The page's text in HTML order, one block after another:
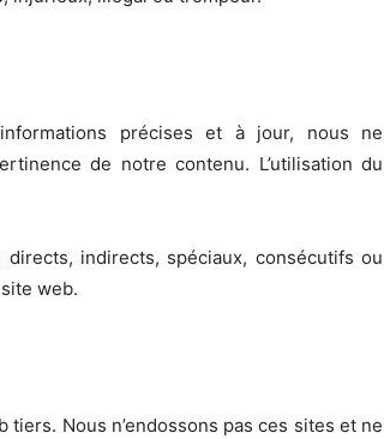
précises et à jour, nous ne
de notre contenu. L’utilisation du
indirects, spéciaux, consécutifs ou
web.
Nous n’endossons pas ces sites et ne